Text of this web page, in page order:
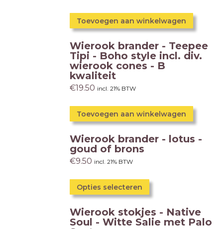
Toevoegen aan winkelwagen
Wierook brander - Teepee
Tipi - Boho style incl. div.
wierook cones - B
kwaliteit
€19.50 incl. 21% BTW
Toevoegen aan winkelwagen
Wierook brander - lotus -
goud of brons
€9.50 incl. 21% BTW
Opties selecteren
Wierook stokjes - Native
Soul - Witte Salie met Palo